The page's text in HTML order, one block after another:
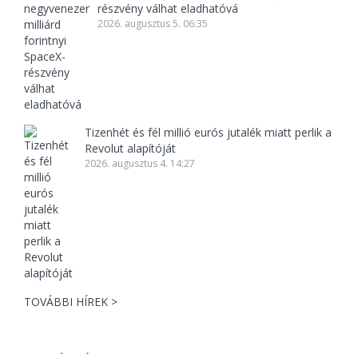
részvény válhat eladhatóvá
2026. augusztus 5. 06:35
Tizenhét és fél millió eurós jutalék miatt perlik a
Revolut alapítóját
2026. augusztus 4. 14:27
TOVÁBBI HÍREK >